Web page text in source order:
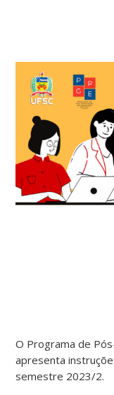
O Programa de
apresenta
semestre 2023/2.